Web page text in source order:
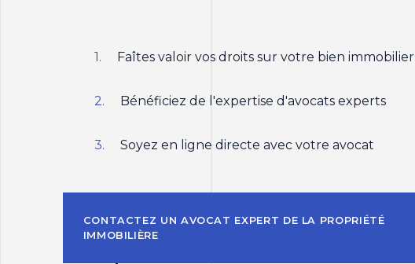
Faîtes valoir vos droits sur votre bien immobilier
Bénéficiez de l'expertise d'avocats experts
Soyez en ligne directe avec votre avocat
CONTACTEZ UN AVOCAT EXPERT DE LA PROPRIÉTÉ
IMMOBILIÈRE